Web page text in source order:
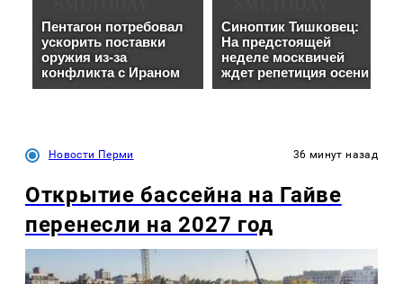
Новости Перми 36 минут назад
Открытие бассейна на Гайве
перенесли на 2027 год